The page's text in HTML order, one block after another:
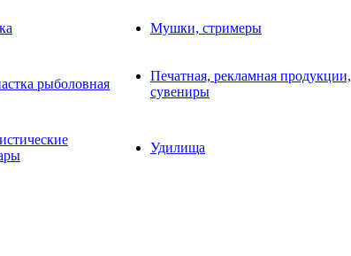
Мушки, стримеры
рыболовная
Печатная, рекламная продукции,
сувениры
Удилища